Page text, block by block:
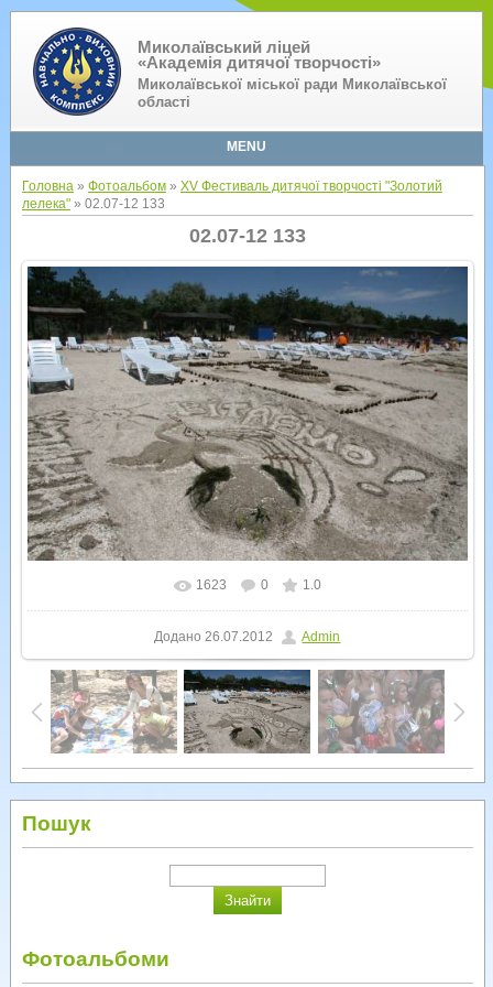
Миколаївський ліцей
«Академія дитячої творчості»
Миколаївської міської ради Миколаївської
області
MENU
Головна» Фотоальбом» XV Фестиваль дитячої творчості "Золотий
лелека"» 02.07-12 133
02.07-12 133
У реальному розмірі 800x533
1623 0 1.0
Додано 26.07.2012 Admin
Пошук
Фотоальбоми